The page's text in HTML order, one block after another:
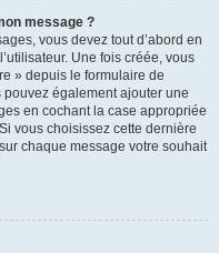
message ?
vous devez tout d’abord en
Une fois créée, vous
» depuis le formulaire de
pouvez également ajouter une
en cochant la case appropriée
vous choisissez cette dernière
chaque message votre souhait